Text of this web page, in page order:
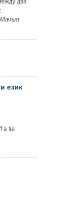
два
Мачът
език
a tie